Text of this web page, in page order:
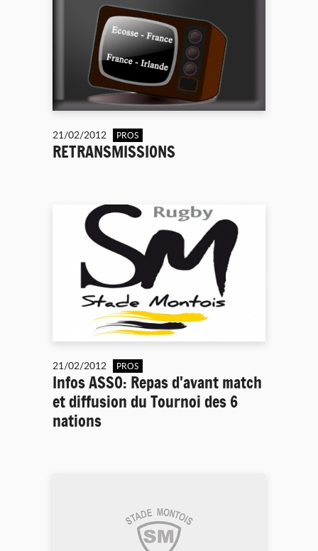
21/02/2012 PROS
RETRANSMISSIONS
21/02/2012 PROS
Infos ASSO: Repas d'avant match
et diffusion du Tournoi des 6
nations